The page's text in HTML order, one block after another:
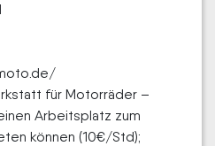
für Motorräder –
Arbeitsplatz zum
können (10€/Std);